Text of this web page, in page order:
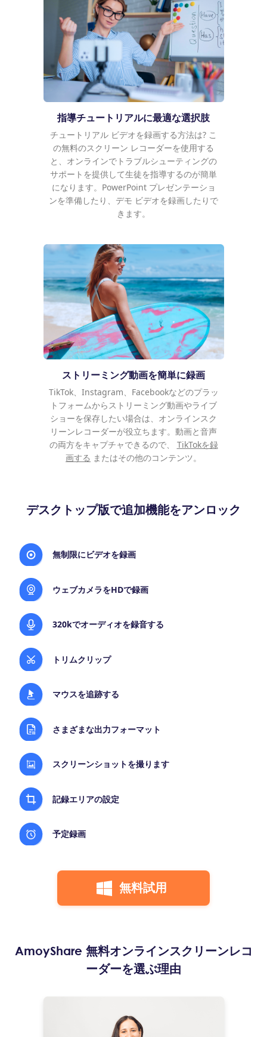
指導チュートリアルに最適な選択肢
チュートリアル ビデオを録画する方法は? こ
の無料のスクリーン レコーダーを使用する
と、オンラインでトラブルシューティングの
サポートを提供して生徒を指導するのが簡単
になります。PowerPoint プレゼンテーショ
ンを準備したり、デモ ビデオを録画したりで
きます。
ストリーミング動画を簡単に録画
TikTok、Instagram、Facebookなどのプラッ
トフォームからストリーミング動画やライブ
ショーを保存したい場合は、オンラインスク
リーンレコーダーが役立ちます。動画と音声
の両方をキャプチャできるので、 TikTokを録
画する またはその他のコンテンツ。
デスクトップ版で追加機能をアンロック
無制限にビデオを録画
ウェブカメラをHDで録画
320kでオーディオを録音する
トリムクリップ
マウスを追跡する
さまざまな出力フォーマット
スクリーンショットを撮ります
記録エリアの設定
予定録画
無料試用
AmoyShare 無料オンラインスクリーンレコ
ーダーを選ぶ理由